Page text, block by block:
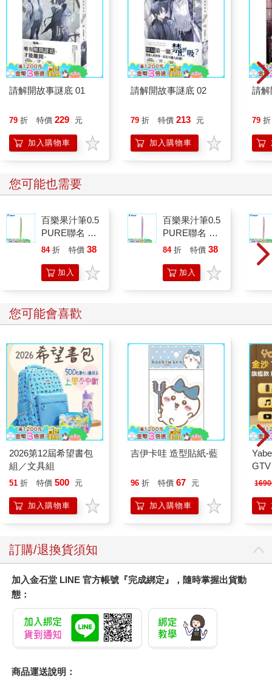
請解開故事謎底 01
79 折 特價 229 元
加入購物車
請解開故事謎底 02
79 折 特價 213 元
加入購物車
請解
79 折
您可能也需要
百樂果汁筆0.5
PURE聯名 麝
香葡萄(限量)
84 折 特價 38
加入
百樂果汁筆0.5
PURE聯名 葡
萄(限量)
84 折 特價 38
加入
您可能會喜歡
2026第12屆希望書包
組／文具組
51 折 特價 500 元
加入購物車
吉伊卡哇 造型貼紙-藍
96 折 特價 67 元
加入購物車
機
訂購/退換貨須知
加入金石堂 LINE 官方帳號『完成綁定』，隨時掌握出貨動
態：
商品運送說明：